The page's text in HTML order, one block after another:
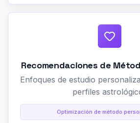
Recomendaciones de
Enfoques de estudio
perfiles
Optimización de método